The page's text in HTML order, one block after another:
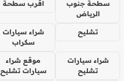
سطحة جنوب
الرياض
اقرب سطحة
تشليح
شراء سيارات
سكراب
شراء سيارات
تشليح
موقع شراء
سيارات تشليح